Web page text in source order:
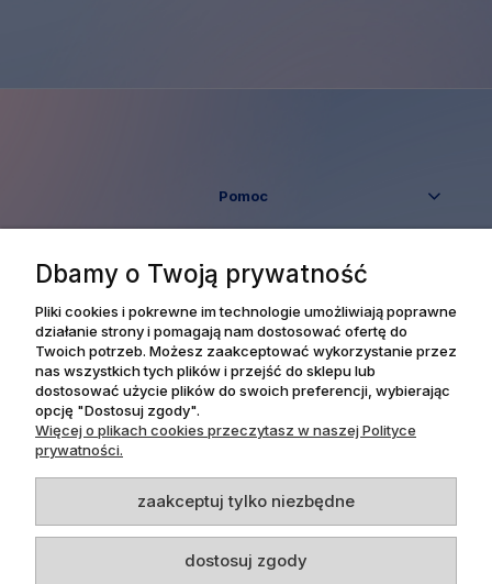
Pomoc
Płatności i dostawa
Informacje
Dpl Agency -Projekt i realizacja
Dbamy o Twoją prywatność
Pliki cookies i pokrewne im technologie umożliwiają poprawne
działanie strony i pomagają nam dostosować ofertę do
Twoich potrzeb. Możesz zaakceptować wykorzystanie przez
nas wszystkich tych plików i przejść do sklepu lub
dostosować użycie plików do swoich preferencji, wybierając
opcję "Dostosuj zgody".
Więcej o plikach cookies przeczytasz w naszej Polityce
prywatności.
zaakceptuj tylko niezbędne
dostosuj zgody